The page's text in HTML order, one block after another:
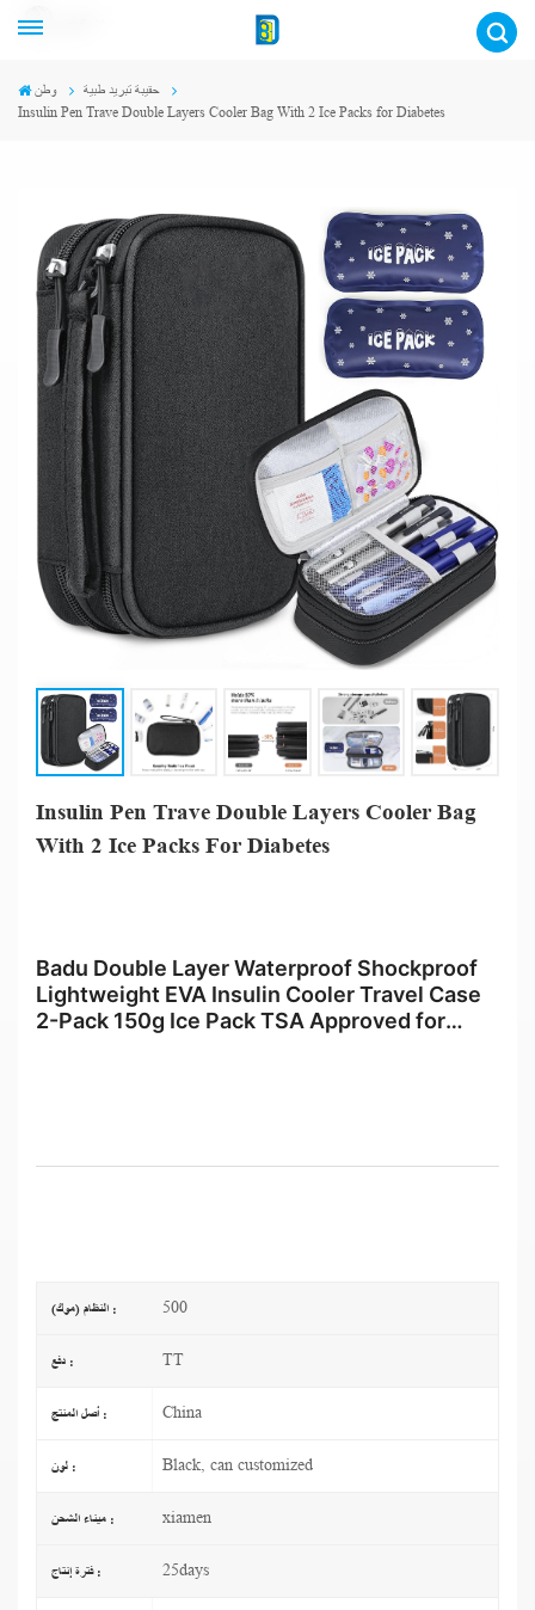
وطن
حقيبة تبريد طبية
Insulin Pen Trave Double Layers Cooler Bag With 2 Ice Packs for Diabetes
Insulin Pen Trave Double Layers Cooler Bag
With 2 Ice Packs For Diabetes
Badu Double Layer Waterproof Shockproof
Lightweight EVA Insulin Cooler Travel Case
2-Pack 150g Ice Pack TSA Approved for
النظام (موك) : 500
دفع : TT
أصل المنتج : China
لون : Black, can customized
ميناء الشحن : xiamen
فترة إنتاج : 25days